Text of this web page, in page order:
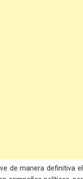
de manera definitiva el